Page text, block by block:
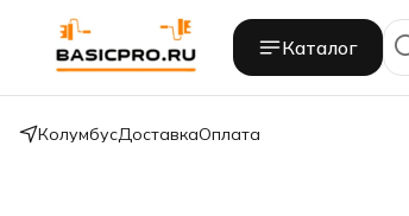
Каталог
КолумбусДоставкаОплата